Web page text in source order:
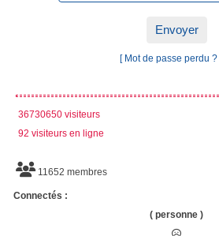
Envoyer
[ Mot de passe perdu ?
36730650 visiteurs
92 visiteurs en ligne
11652 membres
Connectés :
( personne )